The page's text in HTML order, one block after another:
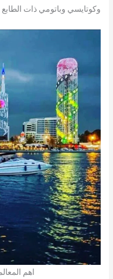
وكوتايسي وباتومي ذات
اهم